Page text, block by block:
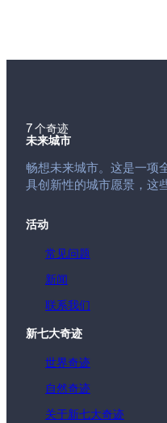
7 个奇迹
未来城市
畅想未来城市。这是一项
具创新性的城市愿景，这
活动
常见问题
新闻
联系我们
新七大奇迹
世界奇迹
自然奇迹
关于新七大奇迹